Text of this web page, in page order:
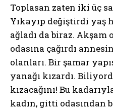
Toplasan zaten iki üç
Yıkayıp değiştirdi yaş
ağladı da biraz. Akşam
odasına çağırdı
olanları. Bir şamar
yanağı kızardı.
kızacağını! Bu
kadın, gitti odasından